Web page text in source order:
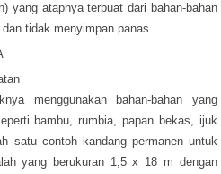
yang atapnya terbuat dari bahan-bahan
tidak menyimpan panas.
menggunakan bahan-bahan yang
bambu, rumbia, papan bekas, ijuk
satu contoh kandang permanen untuk
yang berukuran 1,5 x 18 m dengan